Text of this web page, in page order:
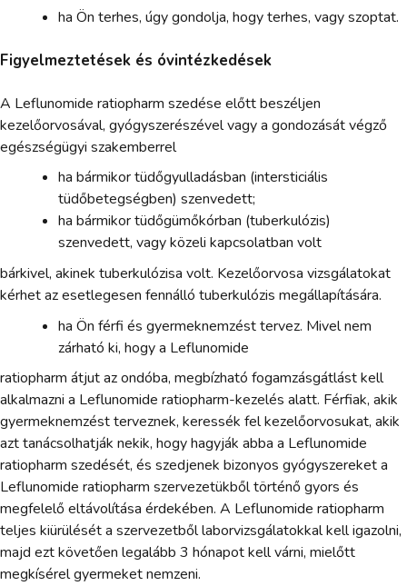
ha Ön terhes, úgy gondolja, hogy terhes, vagy szoptat.
Figyelmeztetések és óvintézkedések
A Leflunomide ratiopharm szedése előtt beszéljen
kezelőorvosával, gyógyszerészével vagy a gondozását végző
egészségügyi szakemberrel
ha bármikor tüdőgyulladásban (intersticiális
tüdőbetegségben) szenvedett;
ha bármikor tüdőgümőkórban (tuberkulózis)
szenvedett, vagy közeli kapcsolatban volt
bárkivel, akinek tuberkulózisa volt. Kezelőorvosa vizsgálatokat
kérhet az esetlegesen fennálló tuberkulózis megállapítására.
ha Ön férfi és gyermeknemzést tervez. Mivel nem
zárható ki, hogy a Leflunomide
ratiopharm átjut az ondóba, megbízható fogamzásgátlást kell
alkalmazni a Leflunomide ratiopharm-kezelés alatt. Férfiak, akik
gyermeknemzést terveznek, keressék fel kezelőorvosukat, akik
azt tanácsolhatják nekik, hogy hagyják abba a Leflunomide
ratiopharm szedését, és szedjenek bizonyos gyógyszereket a
Leflunomide ratiopharm szervezetükből történő gyors és
megfelelő eltávolítása érdekében. A Leflunomide ratiopharm
teljes kiürülését a szervezetből laborvizsgálatokkal kell igazolni,
majd ezt követően legalább 3 hónapot kell várni, mielőtt
megkísérel gyermeket nemzeni.